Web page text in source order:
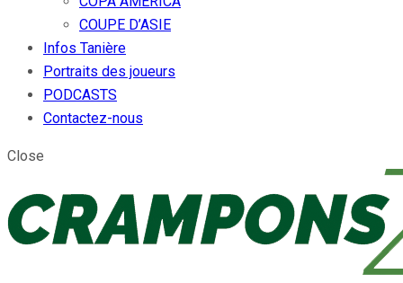
COUPE D’ASIE
Infos Tanière
Portraits des joueurs
PODCASTS
Contactez-nous
Close